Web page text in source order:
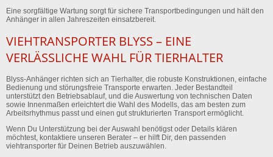
Eine sorgfältige Wartung sorgt für sichere Transportbedingungen und hält den
Anhänger in allen Jahreszeiten einsatzbereit.
VIEHTRANSPORTER BLYSS – EINE
VERLÄSSLICHE WAHL FÜR TIERHALTER
Blyss-Anhänger richten sich an Tierhalter, die robuste Konstruktionen, einfache
Bedienung und störungsfreie Transporte erwarten. Jeder Bestandteil
unterstützt den Betriebsablauf, und die Auswertung von technischen Daten
sowie Innenmaßen erleichtert die Wahl des Modells, das am besten zum
Arbeitsrhythmus passt und einen gut strukturierten Transport ermöglicht.
Wenn Du Unterstützung bei der Auswahl benötigst oder Details klären
möchtest, kontaktiere unseren Berater – er hilft Dir, den passenden
viehtransporter für Deinen Betrieb auszuwählen.